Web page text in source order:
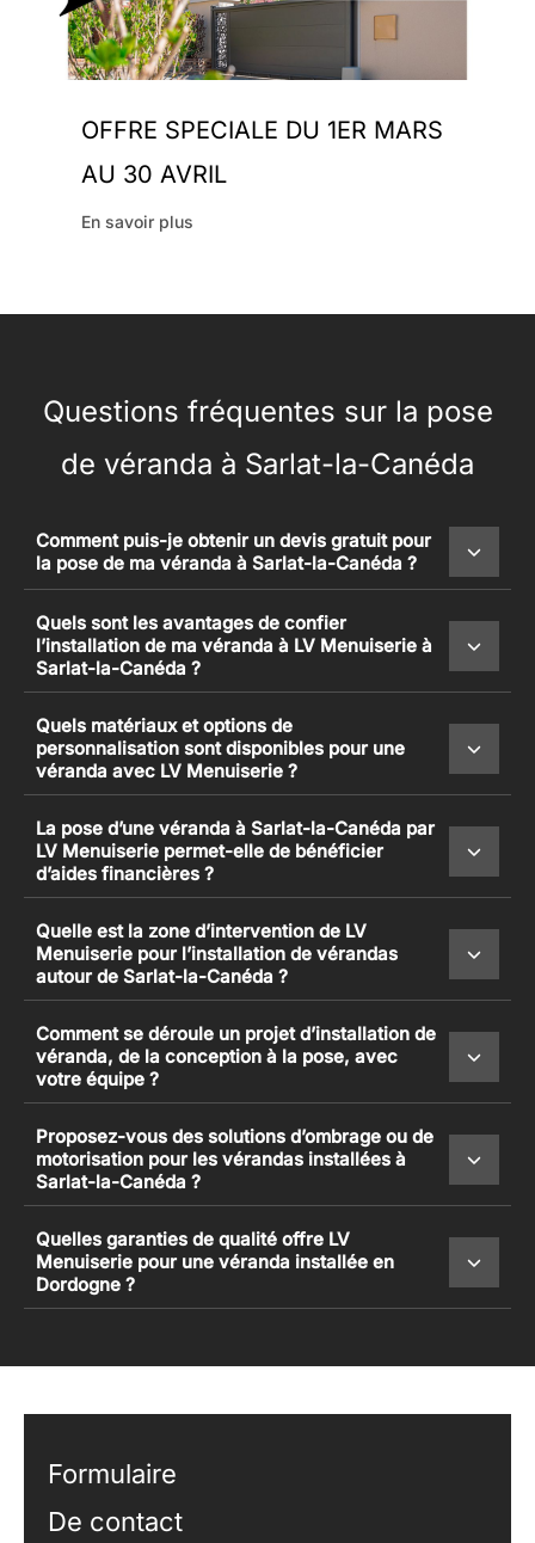
OFFRE SPECIALE DU 1ER MARS
AU 30 AVRIL
En savoir plus
Questions fréquentes sur la pose
de véranda à Sarlat-la-Canéda
Comment puis-je obtenir un devis gratuit pour
la pose de ma véranda à Sarlat-la-Canéda ?
Quels sont les avantages de confier
l’installation de ma véranda à LV Menuiserie à
Sarlat-la-Canéda ?
Quels matériaux et options de
personnalisation sont disponibles pour une
véranda avec LV Menuiserie ?
La pose d’une véranda à Sarlat-la-Canéda par
LV Menuiserie permet-elle de bénéficier
d’aides financières ?
Quelle est la zone d’intervention de LV
Menuiserie pour l’installation de vérandas
autour de Sarlat-la-Canéda ?
Comment se déroule un projet d’installation de
véranda, de la conception à la pose, avec
votre équipe ?
Proposez-vous des solutions d’ombrage ou de
motorisation pour les vérandas installées à
Sarlat-la-Canéda ?
Quelles garanties de qualité offre LV
Menuiserie pour une véranda installée en
Dordogne ?
Formulaire
De contact